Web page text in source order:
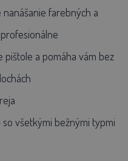
farebných a
a pomáha vám bez
všetkými bežnými typmi